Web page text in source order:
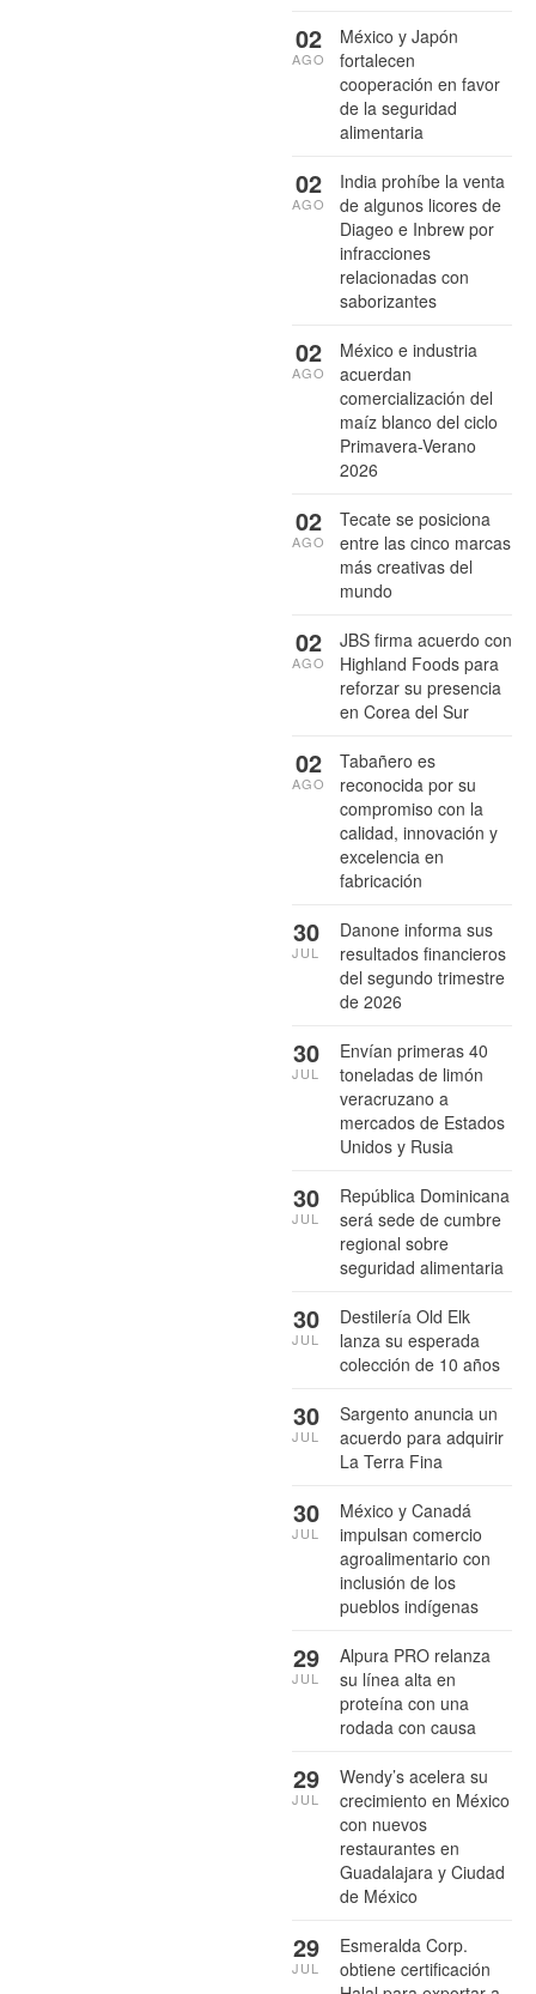
México y Japón
fortalecen
cooperación en favor
de la seguridad
alimentaria
02
AGO
India prohíbe la venta
de algunos licores de
Diageo e Inbrew por
infracciones
relacionadas con
saborizantes
02
AGO
México e industria
acuerdan
comercialización del
maíz blanco del ciclo
Primavera-Verano
2026
02
AGO
Tecate se posiciona
entre las cinco marcas
más creativas del
mundo
02
AGO
JBS firma acuerdo con
Highland Foods para
reforzar su presencia
en Corea del Sur
02
AGO
Tabañero es
reconocida por su
compromiso con la
calidad, innovación y
excelencia en
fabricación
02
AGO
Danone informa sus
resultados financieros
del segundo trimestre
de 2026
30
JUL
Envían primeras 40
toneladas de limón
veracruzano a
mercados de Estados
Unidos y Rusia
30
JUL
República Dominicana
será sede de cumbre
regional sobre
seguridad alimentaria
30
JUL
Destilería Old Elk
lanza su esperada
colección de 10 años
30
JUL
Sargento anuncia un
acuerdo para adquirir
La Terra Fina
30
JUL
México y Canadá
impulsan comercio
agroalimentario con
inclusión de los
pueblos indígenas
30
JUL
Alpura PRO relanza
su línea alta en
proteína con una
rodada con causa
29
JUL
Wendy’s acelera su
crecimiento en México
con nuevos
restaurantes en
Guadalajara y Ciudad
de México
29
JUL
Esmeralda Corp.
obtiene certificación
29
JUL